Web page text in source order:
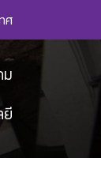
ศ
ยี